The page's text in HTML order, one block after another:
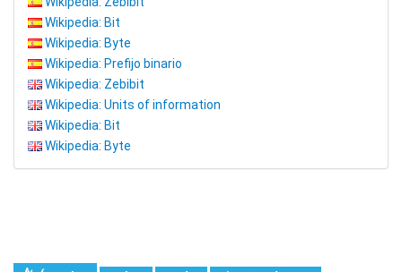
Wikipedia: Bit
Wikipedia: Byte
Wikipedia: Prefijo binario
Wikipedia: Zebibit
Wikipedia: Units of information
Wikipedia: Bit
Wikipedia: Byte